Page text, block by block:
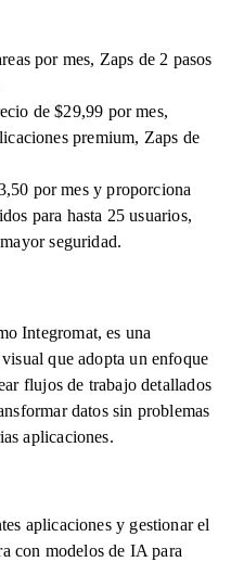
por mes, Zaps de 2 pasos
de $29,99 por mes,
premium, Zaps de
por mes y proporciona
para hasta 25 usuarios,
seguridad.
Integromat, es una
que adopta un enfoque
flujos de trabajo detallados
datos sin problemas
aplicaciones.
aplicaciones y gestionar el
con modelos de IA para